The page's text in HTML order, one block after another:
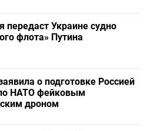
передаст Украине судно
флота» Путина
о подготовке Россией
НАТО фейковым
дроном